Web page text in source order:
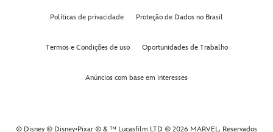
Políticas de privacidade Proteção de Dados no Brasil
Termos e Condições de uso Oportunidades de Trabalho
Anúncios com base em interesses
© Disney © Disney•Pixar © & ™ Lucasfilm LTD © 2026 MARVEL. Reservados